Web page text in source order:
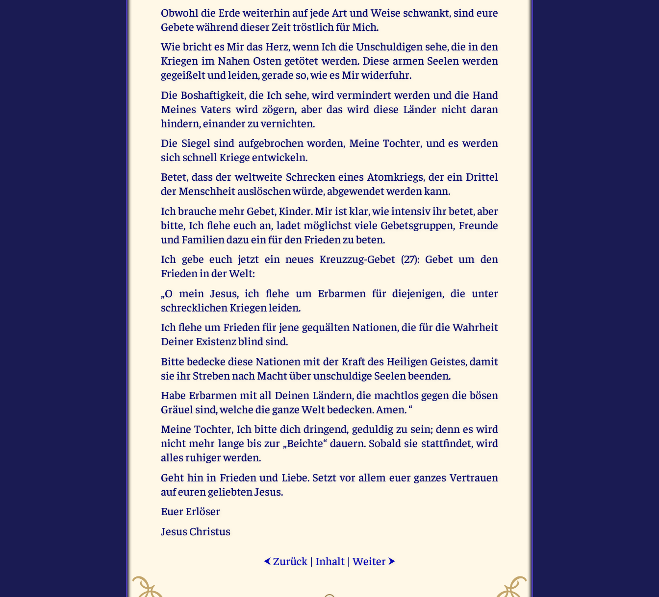
Obwohl die Erde weiterhin auf jede Art und Weise schwankt, sind eure
Gebete während dieser Zeit tröstlich für Mich.
Wie bricht es Mir das Herz, wenn Ich die Unschuldigen sehe, die in den
Kriegen im Nahen Osten getötet werden. Diese armen Seelen werden
gegeißelt und leiden, gerade so, wie es Mir widerfuhr.
Die Boshaftigkeit, die Ich sehe, wird vermindert werden und die Hand
Meines Vaters wird zögern, aber das wird diese Länder nicht daran
hindern, einander zu vernichten.
Die Siegel sind aufgebrochen worden, Meine Tochter, und es werden
sich schnell Kriege entwickeln.
Betet, dass der weltweite Schrecken eines Atomkriegs, der ein Drittel
der Menschheit auslöschen würde, abgewendet werden kann.
Ich brauche mehr Gebet, Kinder. Mir ist klar, wie intensiv ihr betet, aber
bitte, Ich flehe euch an, ladet möglichst viele Gebetsgruppen, Freunde
und Familien dazu ein für den Frieden zu beten.
Ich gebe euch jetzt ein neues Kreuzzug-Gebet (27): Gebet um den
Frieden in der Welt:
„O mein Jesus, ich flehe um Erbarmen für diejenigen, die unter
schrecklichen Kriegen leiden.
Ich flehe um Frieden für jene gequälten Nationen, die für die Wahrheit
Deiner Existenz blind sind.
Bitte bedecke diese Nationen mit der Kraft des Heiligen Geistes, damit
sie ihr Streben nach Macht über unschuldige Seelen beenden.
Habe Erbarmen mit all Deinen Ländern, die machtlos gegen die bösen
Gräuel sind, welche die ganze Welt bedecken. Amen. “
Meine Tochter, Ich bitte dich dringend, geduldig zu sein; denn es wird
nicht mehr lange bis zur „Beichte“ dauern. Sobald sie stattfindet, wird
alles ruhiger werden.
Geht hin in Frieden und Liebe. Setzt vor allem euer ganzes Vertrauen
auf euren geliebten Jesus.
Euer Erlöser
Jesus Christus
⮜ Zurück | Inhalt |Weiter ⮞